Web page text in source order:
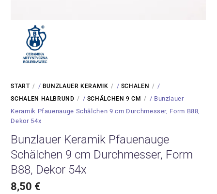
START / BUNZLAUER KERAMIK / SCHALEN /
SCHALEN HALBRUND / SCHÄLCHEN 9 CM
/ Bunzlauer
Keramik Pfauenauge Schälchen 9 cm Durchmesser, Form B88,
Dekor 54x
Bunzlauer Keramik Pfauenauge
Schälchen 9 cm Durchmesser, Form
B88, Dekor 54x
8,50 €